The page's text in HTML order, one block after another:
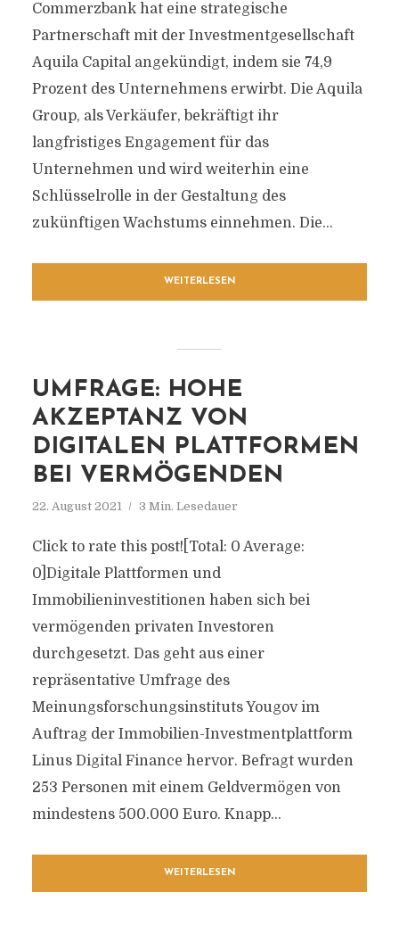
Commerzbank hat eine strategische
Partnerschaft mit der Investmentgesellschaft
Aquila Capital angekündigt, indem sie 74,9
Prozent des Unternehmens erwirbt. Die Aquila
Group, als Verkäufer, bekräftigt ihr
langfristiges Engagement für das
Unternehmen und wird weiterhin eine
Schlüsselrolle in der Gestaltung des
zukünftigen Wachstums einnehmen. Die...
WEITERLESEN
UMFRAGE: HOHE
AKZEPTANZ VON
DIGITALEN PLATTFORMEN
BEI VERMÖGENDEN
22. August 2021 3 Min. Lesedauer
Click to rate this post![Total: 0 Average:
0]Digitale Plattformen und
Immobilieninvestitionen haben sich bei
vermögenden privaten Investoren
durchgesetzt. Das geht aus einer
repräsentative Umfrage des
Meinungsforschungsinstituts Yougov im
Auftrag der Immobilien-Investmentplattform
Linus Digital Finance hervor. Befragt wurden
253 Personen mit einem Geldvermögen von
mindestens 500.000 Euro. Knapp...
WEITERLESEN